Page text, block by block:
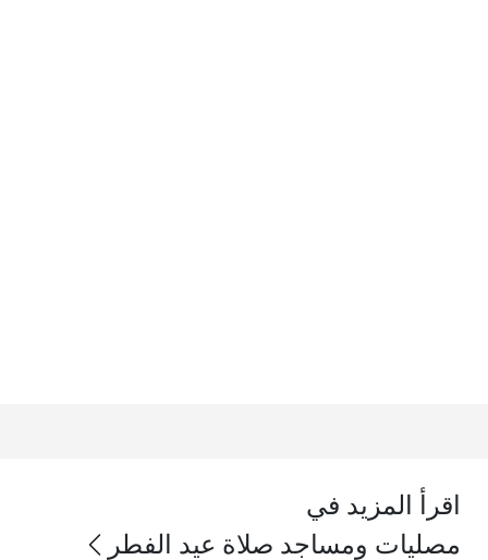
اقرأ المزيد في
مصليات ومساجد صلاة عيد الفطر